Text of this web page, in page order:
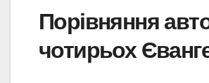
Порівняння
чотирьох